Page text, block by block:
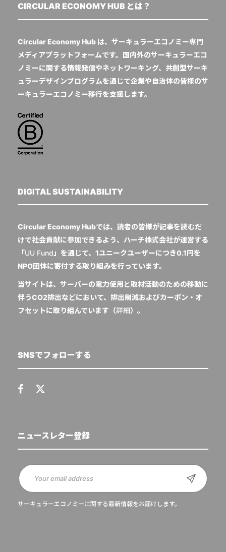
CIRCULAR ECONOMY HUB とは？
Circular Economy Hub は、サーキュラーエコノミー専門
メディアプラットフォームです。国内外のサーキュラーエコ
ノミーに関する情報発信やネットワーキング、共創型サーキ
ュラーデザインプログラムを通じて企業や自治体の皆様のサ
ーキュラーエコノミー移行を支援します。
DIGITAL SUSTAINABILITY
Circular Economy Hubでは、読者の皆様が記事を読むだ
けで社会貢献に参加できるよう、ハーチ株式会社が運営する
「UU Fund 」を通じて、1ユニークユーザーにつき0.1円を
NPO団体に寄付する取り組みを行っています。
当サイトは、サーバーの電力使用と取材活動のための移動に
伴うCO2排出などにおいて、排出削減およびカーボン・オ
フセットに取り組んでいます（詳細）。
SNSでフォローする
ニュースレター登録
サーキュラーエコノミーに関する最新情報をお届けします。